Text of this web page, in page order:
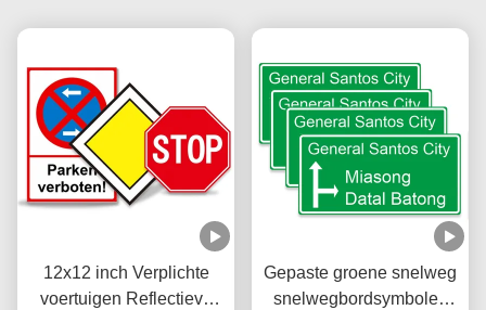
12x12 inch Verplichte
voertuigen Reflectieve
Gepaste groene snelweg
snelwegbordsymbolen